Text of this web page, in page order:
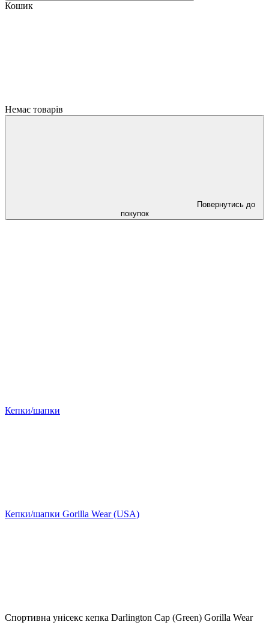
Кошик
Немає товарів
Повернутись до
покупок
Кепки/шапки
Кепки/шапки Gorilla Wear (USA)
Спортивна унісекс кепка Darlington Cap (Green) Gorilla Wear